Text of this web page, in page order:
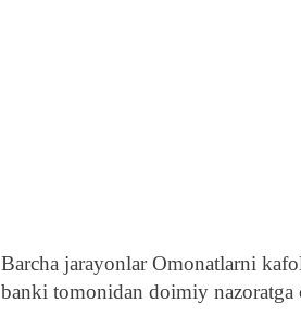
Barcha jarayonlar Omonatlarni
banki tomonidan doimiy nazoratga